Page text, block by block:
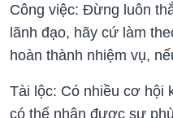
Công việc: Đừng luôn
lãnh đạo, hãy cứ làm
hoàn thành nhiệm vụ,
Tài lộc: Có nhiều cơ hội
có thể nhận được sự